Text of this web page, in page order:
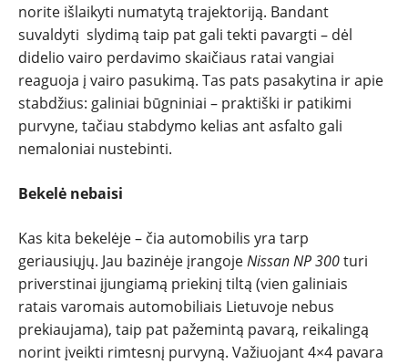
norite išlaikyti numatytą trajektoriją. Bandant
suvaldyti slydimą taip pat gali tekti pavargti – dėl
didelio vairo perdavimo skaičiaus ratai vangiai
reaguoja į vairo pasukimą. Tas pats pasakytina ir apie
stabdžius: galiniai būgniniai – praktiški ir patikimi
purvyne, tačiau stabdymo kelias ant asfalto gali
nemaloniai nustebinti.
Bekelė nebaisi
Kas kita bekelėje – čia automobilis yra tarp
geriausiųjų. Jau bazinėje įrangojeNissan NP 300turi
priverstinai įjungiamą priekinį tiltą (vien galiniais
ratais varomais automobiliais Lietuvoje nebus
prekiaujama), taip pat pažemintą pavarą, reikalingą
norint įveikti rimtesnį purvyną. Važiuojant 4×4 pavara